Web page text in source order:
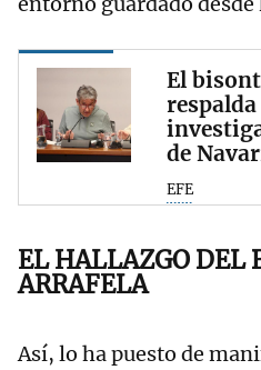
El
de
EFE
EL HALLAZGO DEL
ARRAFELA
Así, lo ha puesto de